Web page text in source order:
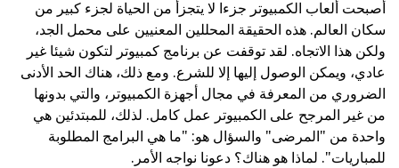
أصبحت ألعاب الكمبيوتر جزءا لا يتجزأ من الحياة لجزء كبير من
سكان العالم. هذه الحقيقة المحللين المعنيين على محمل الجد،
ولكن هذا الاتجاه. لقد توقفت عن برنامج كمبيوتر لتكون شيئا غير
عادي، ويمكن الوصول إليها إلا للشرع. ومع ذلك، هناك الحد الأدنى
الضروري من المعرفة في مجال أجهزة الكمبيوتر، والتي بدونها
من غير المرجح على الكمبيوتر عمل كامل. لذلك، للمبتدئين هي
واحدة من "المرضى" والسؤال هو: "ما هي البرامج المطلوبة
للمباريات". لماذا هو هناك؟ دعونا نواجه الأمر.